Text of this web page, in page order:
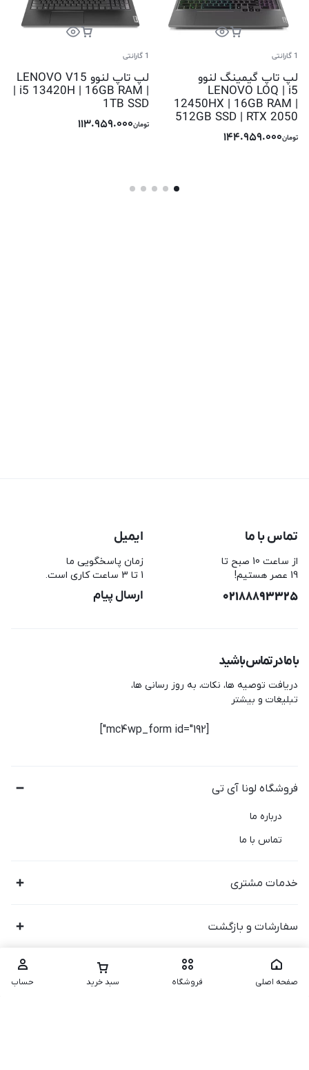
1 گارانتی
لپ تاپ گیمینگ لنوو
LENOVO LOQ | i5
12450HX | 16GB RAM |
512GB SSD | RTX 2050
تومان144.959.000
1 گارانتی
لپ تاپ لنوو LENOVO V15
| i5 13420H | 16GB RAM |
1TB SSD
تومان113.959.000
تماس با ما
از ساعت 10 صبح تا
19 عصر هستیم!
02188893325
ایمیل
زمان پاسخگویی ما
1 تا 3 ساعت کاری است.
ارسال پیام
با ما در تماس باشید
دریافت توصیه ها، نکات، به روز رسانی ها،
تبلیغات و بیشتر
[mc4wp_form id="192"]
فروشگاه لونا آی تی
درباره ما
تماس با ما
خدمات مشتری
سفارشات و بازگشت
صفحه اصلی فروشگاه سبد خرید حساب